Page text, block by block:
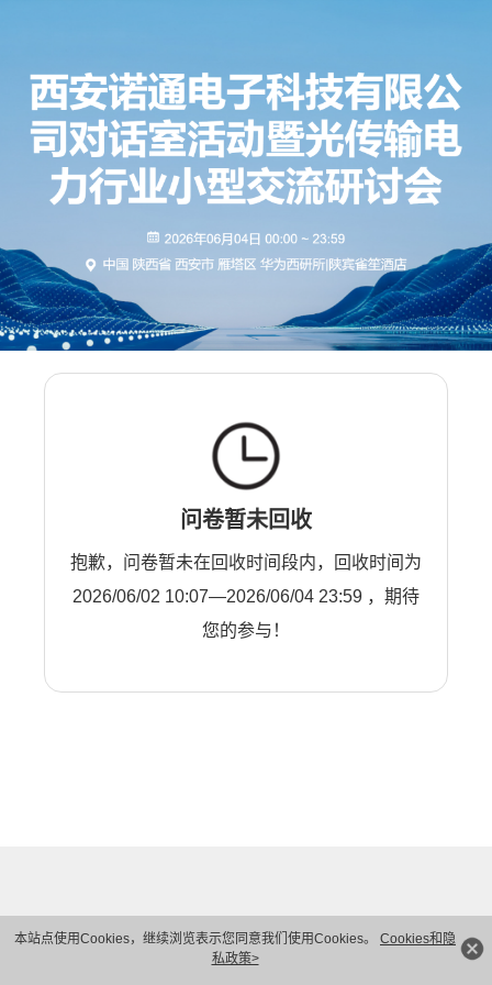
本站点使用Cookies，继续浏览表示您同意我们使用Cookies。 Cookies和隐
私政策>
问卷暂未回收
抱歉，问卷暂未在回收时间段内，回收时间为
2026/06/02 10:07—2026/06/04 23:59 ，期待
您的参与！